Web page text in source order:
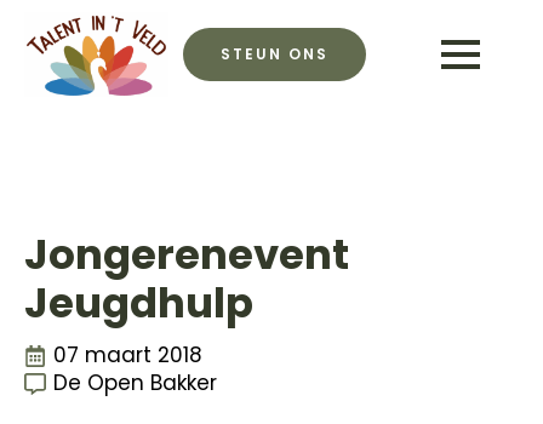
STEUN ONS
Jongerenevent
Jeugdhulp
07 maart 2018
De Open Bakker